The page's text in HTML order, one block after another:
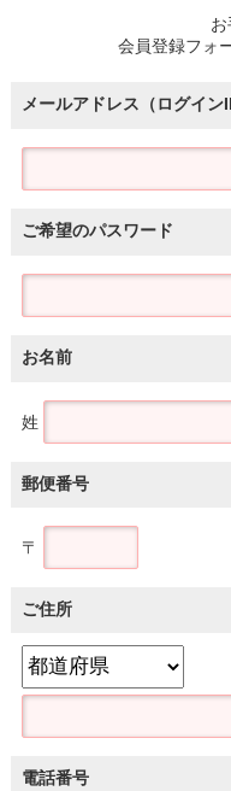
お
会員登録フォ
メールアドレス（ログイン
ご希望のパスワード
お名前
姓
郵便番号
〒
ご住所
電話番号